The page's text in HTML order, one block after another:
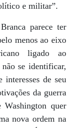
e militar”.
parece ter
menos ao eixo
ligado ao
se identificar,
de seu
da guerra
Washington quer
nova ordem na